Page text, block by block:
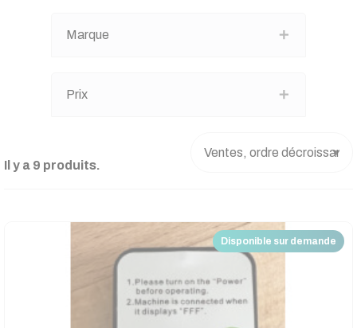
Marque
Prix
Il y a 9 produits.
Nouveau
Disponible sur demande